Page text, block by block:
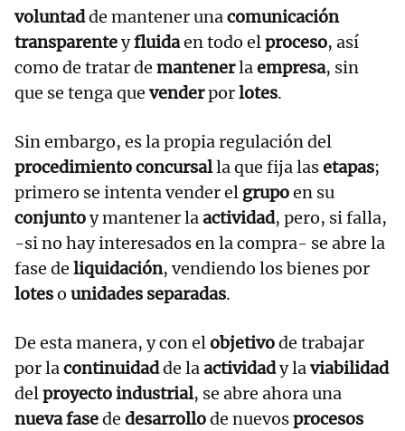
voluntadde mantener unacomunicación
transparenteyfluidaen todo elproceso, así
como de tratar de mantenerlaempresa, sin
que se tenga que venderporlotes.
Sin embargo, es la propia regulación del
procedimiento concursalla que fija lasetapas;
primero se intenta vender el grupoen su
conjuntoy mantener laactividad, pero, si falla,
-si no hay interesados en la compra- se abre la
fase de liquidación, vendiendo los bienes por
loteso unidades separadas.
De esta manera, y con elobjetivode trabajar
por lacontinuidadde laactividady laviabilidad
delproyecto industrial, se abre ahora una
nueva fasede desarrollode nuevosprocesos